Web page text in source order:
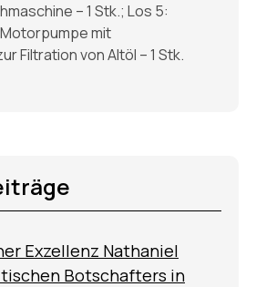
– 1 Stk.; Los 5:
mit
Filtration von Altöl – 1 Stk.
Exzellenz Nathaniel
Botschafters in